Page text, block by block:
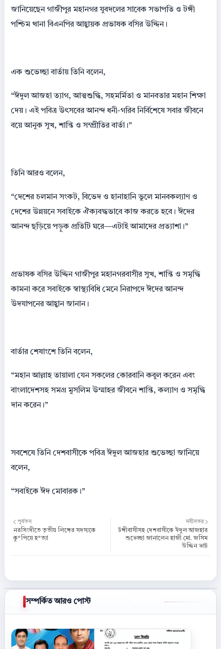
জানিয়েছেন গাজীপুর মহানগর যুবদলের সাবেক সভাপতি ও টঙ্গী
পশ্চিম থানা বিএনপির আহ্বায়ক প্রভাষক বসির উদ্দিন।
এক শুভেচ্ছা বার্তায় তিনি বলেন,
“ঈদুল আজহা ত্যাগ, আত্মশুদ্ধি, সহমর্মিতা ও মানবতার মহান শিক্ষা
দেয়। এই পবিত্র উৎসবের আনন্দ ধনী-গরিব নির্বিশেষে সবার জীবনে
বয়ে আনুক সুখ, শান্তি ও সম্প্রীতির বার্তা।”
তিনি আরও বলেন,
“দেশের চলমান সংকট, বিভেদ ও হানাহানি ভুলে মানবকল্যাণ ও
দেশের উন্নয়নে সবাইকে ঐক্যবদ্ধভাবে কাজ করতে হবে। ঈদের
আনন্দ ছড়িয়ে পড়ুক প্রতিটি ঘরে—এটাই আমাদের প্রত্যাশা।”
প্রভাষক বসির উদ্দিন গাজীপুর মহানগরবাসীর সুখ, শান্তি ও সমৃদ্ধি
কামনা করে সবাইকে স্বাস্থ্যবিধি মেনে নিরাপদে ঈদের আনন্দ
উদযাপনের আহ্বান জানান।
বার্তার শেষাংশে তিনি বলেন,
“মহান আল্লাহ তায়ালা যেন সকলের কোরবানি কবুল করেন এবং
বাংলাদেশসহ সমগ্র মুসলিম উম্মাহর জীবনে শান্তি, কল্যাণ ও সমৃদ্ধি
দান করেন।”
সবশেষে তিনি দেশবাসীকে পবিত্র ঈদুল আজহার শুভেচ্ছা জানিয়ে
বলেন,
“সবাইকে ঈদ মোবারক।”
নবীনতর
টঙ্গীবাসীসহ দেশবাসীকে ঈদুল আজহার
শুভেচ্ছা জানালেন হাজী মো. জসিম
উদ্দিন ভাট
পূর্বতন
নরসিংদীতে তৃতীয় লিঙ্গের সদস্যকে
কু*পিয়ে হ*ত্যা
সম্পর্কিত আরও পোস্ট